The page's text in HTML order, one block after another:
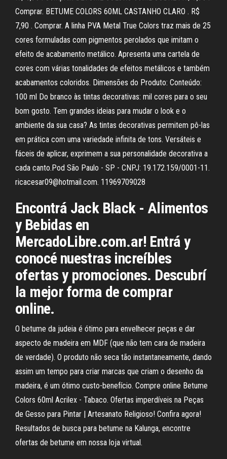
Comprar. BETUME COLORS 60ML CASTANHO CLARO . R$
7,90 . Comprar. A linha PVA Metal True Colors traz mais de 25
cores formuladas com pigmentos perolados que imitam o
efeito de acabamento metálico. Apresenta uma cartela de
cores com várias tonalidades de efeitos metálicos e também
acabamentos coloridos. Dimensões do Produto: Conteúdo:
100 ml Do branco às tintas decorativas: mil cores para o seu
bom gosto. Tem grandes ideias para mudar o look e o
ambiente da sua casa? As tintas decorativas permitem pô-las
em prática com uma variedade infinita de tons. Versáteis e
fáceis de aplicar, exprimem a sua personalidade decorativa a
cada canto.Pod São Paulo - SP - CNPJ: 19.172.159/0001-11.
ricacesar09@hotmail.com. 11969709028
Encontrá Jack Black - Alimentos
y Bebidas en
MercadoLibre.com.ar! Entrá y
conocé nuestras increíbles
ofertas y promociones. Descubrí
la mejor forma de comprar
online.
O betume da judeia é ótimo para envelhecer peças e dar
aspecto de madeira em MDF (que não tem cara de madeira
de verdade). O produto não seca tão instantaneamente, dando
assim um tempo para criar marcas que criam o desenho da
madeira, é um ótimo custo-benefício. Compre online Betume
Colors 60ml Acrilex - Tabaco. Ofertas imperdíveis na Peças
de Gesso para Pintar | Artesanato Religioso! Confira agora!
Resultados de busca para betume na Kalunga, encontre
ofertas de betume em nossa loja virtual.